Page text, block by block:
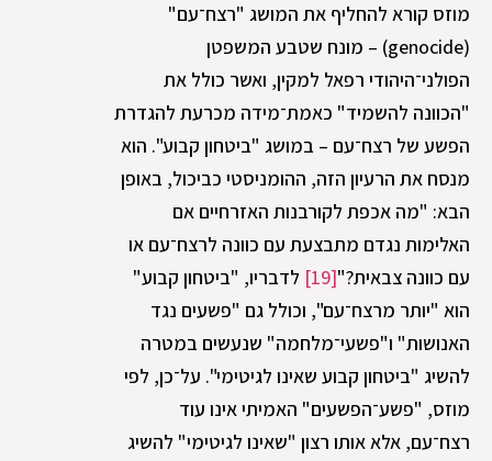
מוזס קורא להחליף את המושג "רצח־עם"
(genocide) – מונח שטבע המשפטן
הפולני־היהודי רפאל למקין, ואשר כולל את
"הכוונה להשמיד" כאמת־מידה מכרעת להגדרת
הפשע של רצח־עם – במושג "ביטחון קבוע". הוא
מנסח את הרעיון הזה, ההומניסטי כביכול, באופן
הבא: "מה אכפת לקורבנות האזרחיים אם
האלימות נגדם מתבצעת עם כוונה לרצח־עם או
עם כוונה צבאית?"[19]
לדבריו, "ביטחון קבוע"
הוא "יותר מרצח־עם", וכולל גם "פשעים נגד
האנושות" ו"פשעי־מלחמה" שנעשים במטרה
להשיג "ביטחון קבוע שאינו לגיטימי". על־כן, לפי
מוזס, "פשע־הפשעים" האמיתי אינו עוד
רצח־עם, אלא אותו רצון "שאינו לגיטימי" להשיג